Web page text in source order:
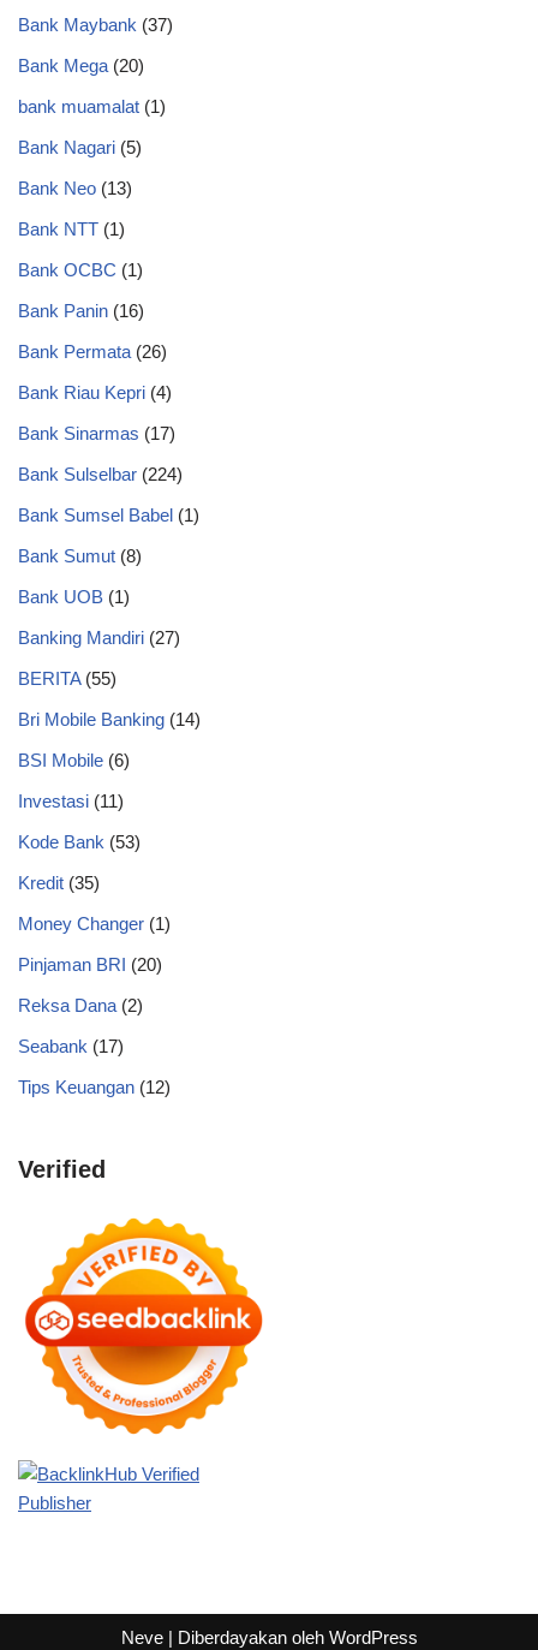
Bank Maybank (37)
Bank Mega (20)
bank muamalat (1)
Bank Nagari (5)
Bank Neo (13)
Bank NTT (1)
Bank OCBC (1)
Bank Panin (16)
Bank Permata (26)
Bank Riau Kepri (4)
Bank Sinarmas (17)
Bank Sulselbar (224)
Bank Sumsel Babel (1)
Bank Sumut (8)
Bank UOB (1)
Banking Mandiri (27)
BERITA(55)
Bri Mobile Banking (14)
BSI Mobile (6)
Investasi (11)
Kode Bank (53)
Kredit (35)
Money Changer (1)
Pinjaman BRI (20)
Reksa Dana (2)
Seabank (17)
Tips Keuangan (12)
Verified
Neve| Diberdayakan oleh WordPress